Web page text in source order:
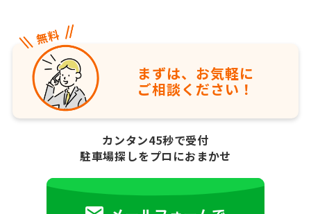
まずは、お気軽に
ご相談ください！
カンタン45秒で受付
駐車場探しをプロにおまかせ